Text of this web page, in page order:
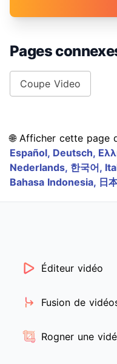
Pages
Coupe Video
🌐 Afficher cette page
Español, Deutsch,
Nederlands, 한국어,
Bahasa Indonesia, 日
Éditeur vidéo
Fusion de
Rogner une